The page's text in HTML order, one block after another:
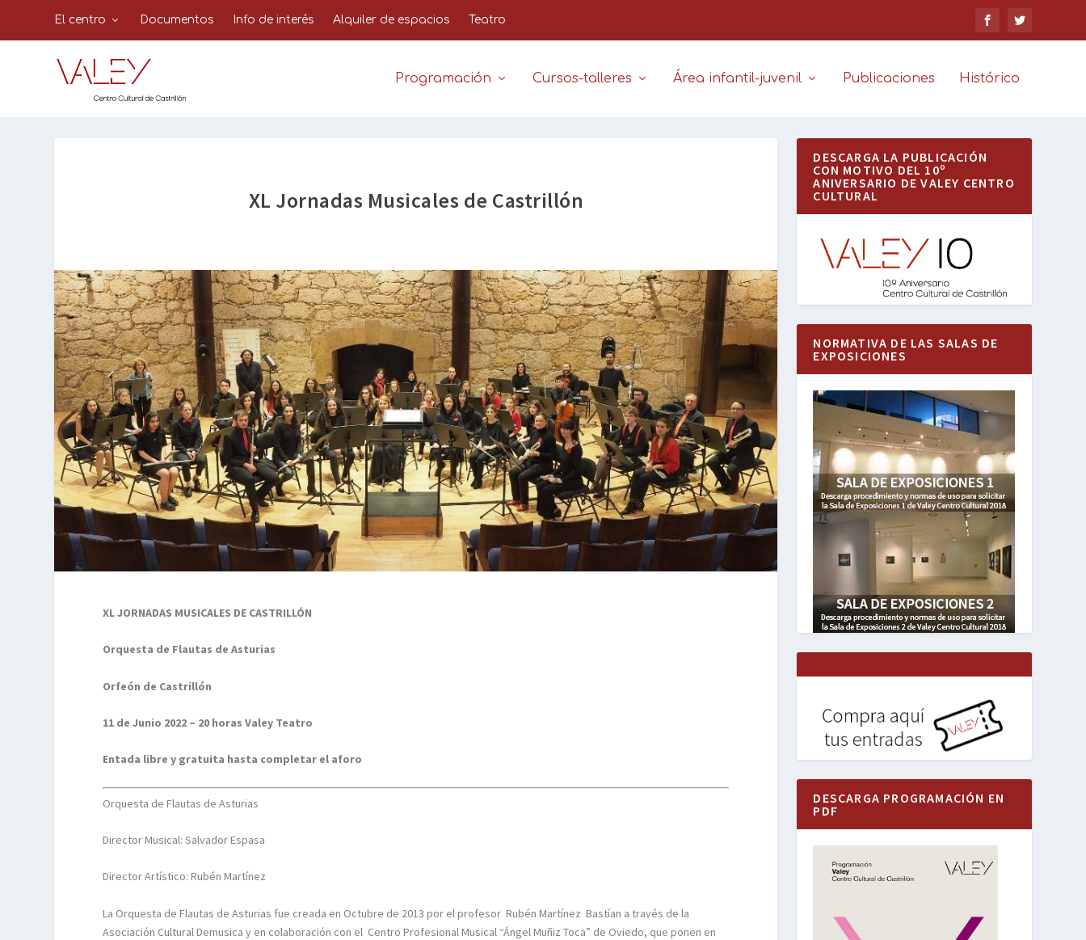
El centro Documentos Info de interés Alquiler de espacios Teatro
Programación Cursos-talleres Área infantil-juvenil Publicaciones Histórico
XL Jornadas Musicales de Castrillón
XL JORNADAS MUSICALES DE CASTRILLÓN
Orquesta de Flautas de Asturias
Orfeón de Castrillón
11 de Junio 2022 – 20 horas Valey Teatro
Entada libre y gratuita hasta completar el aforo
Orquesta de Flautas de Asturias
Director Musical: Salvador Espasa
Director Artístico: Rubén Martínez
La Orquesta de Flautas de Asturias fue creada en Octubre de 2013 por el profesor Rubén Martínez Bastían a través de la
Asociación Cultural Demusica y en colaboración con el Centro Profesional Musical “Ángel Muñiz Toca” de Oviedo, que ponen en
DESCARGA LA PUBLICACIÓN
CON MOTIVO DEL 10º
ANIVERSARIO DE VALEY CENTRO
CULTURAL
NORMATIVA DE LAS SALAS DE
EXPOSICIONES
DESCARGA PROGRAMACIÓN EN
PDF